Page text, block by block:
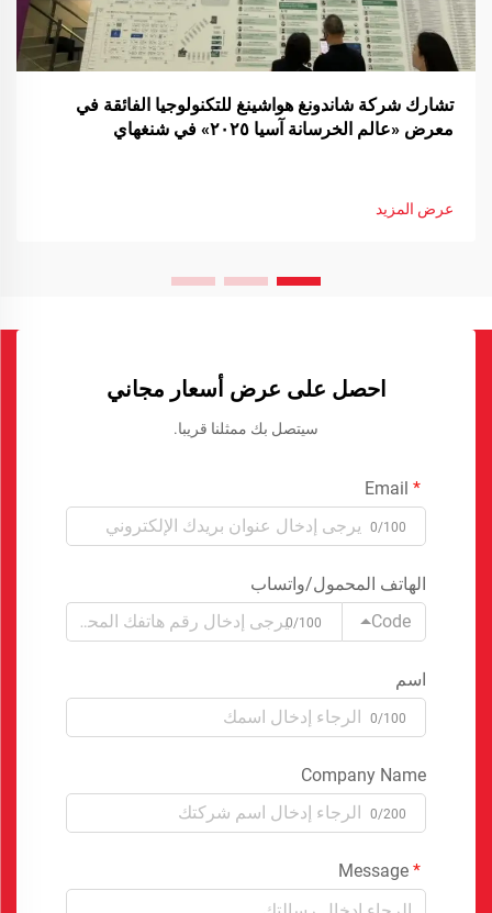
تشارك شركة شاندونغ هواشينغ للتكنولوجيا الفائقة في
معرض «عالم الخرسانة آسيا ٢٠٢٥» في شنغهاي
عرض المزيد
احصل على عرض أسعار مجاني
سيتصل بك ممثلنا قريبا.
0/100
الهاتف المحمول/واتساب
Code
0/100
اسم
0/100
Company Name
0/200